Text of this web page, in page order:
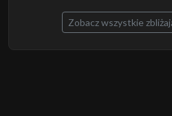
Zobacz wszystkie